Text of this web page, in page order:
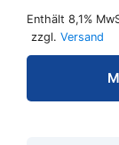
Enthält 8,1%
zzgl. Versand